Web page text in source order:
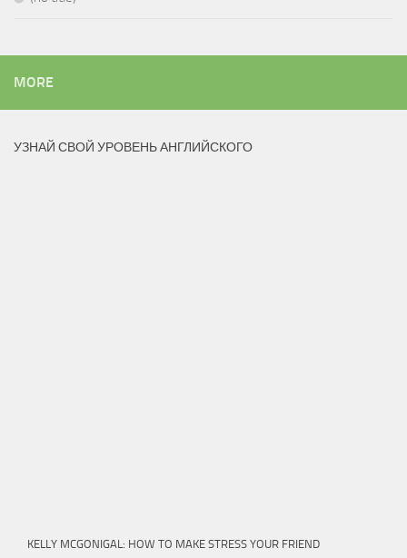
MORE
УЗНАЙ СВОЙ УРОВЕНЬ АНГЛИЙСКОГО
KELLY MCGONIGAL: HOW TO MAKE STRESS YOUR FRIEND